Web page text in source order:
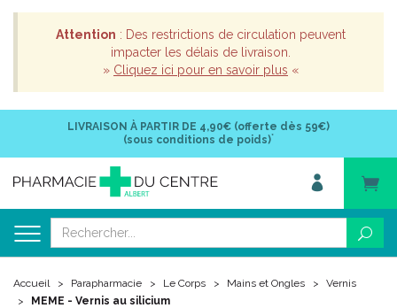
Attention : Des restrictions de circulation peuvent
impacter les délais de livraison.
» Cliquez ici pour en savoir plus «
LIVRAISON À PARTIR DE 4,90€ (offerte dès 59€)
(sous conditions de poids)*
Accueil Parapharmacie Le Corps Mains et Ongles
Vernis
MEME - Vernis au silicium